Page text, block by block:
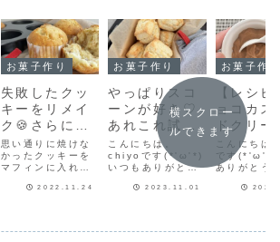
お菓子作り
失敗したクッ
キーをリメイ
ク🍪さらに美
味しくレシピ
を改良しまし
た【クッキー
リメイク③】
思い通りに焼けな
かったクッキーを
マフィンに入れて
を少し前に書いて
2022.11.24
お菓子作り
やっぱりスコ
ーンが好き♡
あれこれ試し
ておうち大試
食会♡結果は
いかに！
こんにちは。
chiyoです(*'ω'*)
いつもありがとう
なし、薄力粉で作
2023.11.01
お菓子作
【レシ
ョコカス
ドクリ
レンジ
♥チョコ
スタード
ストマ
こんにち
です(*'ω'*)
ありがとう
いと思って
横スクロー
ルできます